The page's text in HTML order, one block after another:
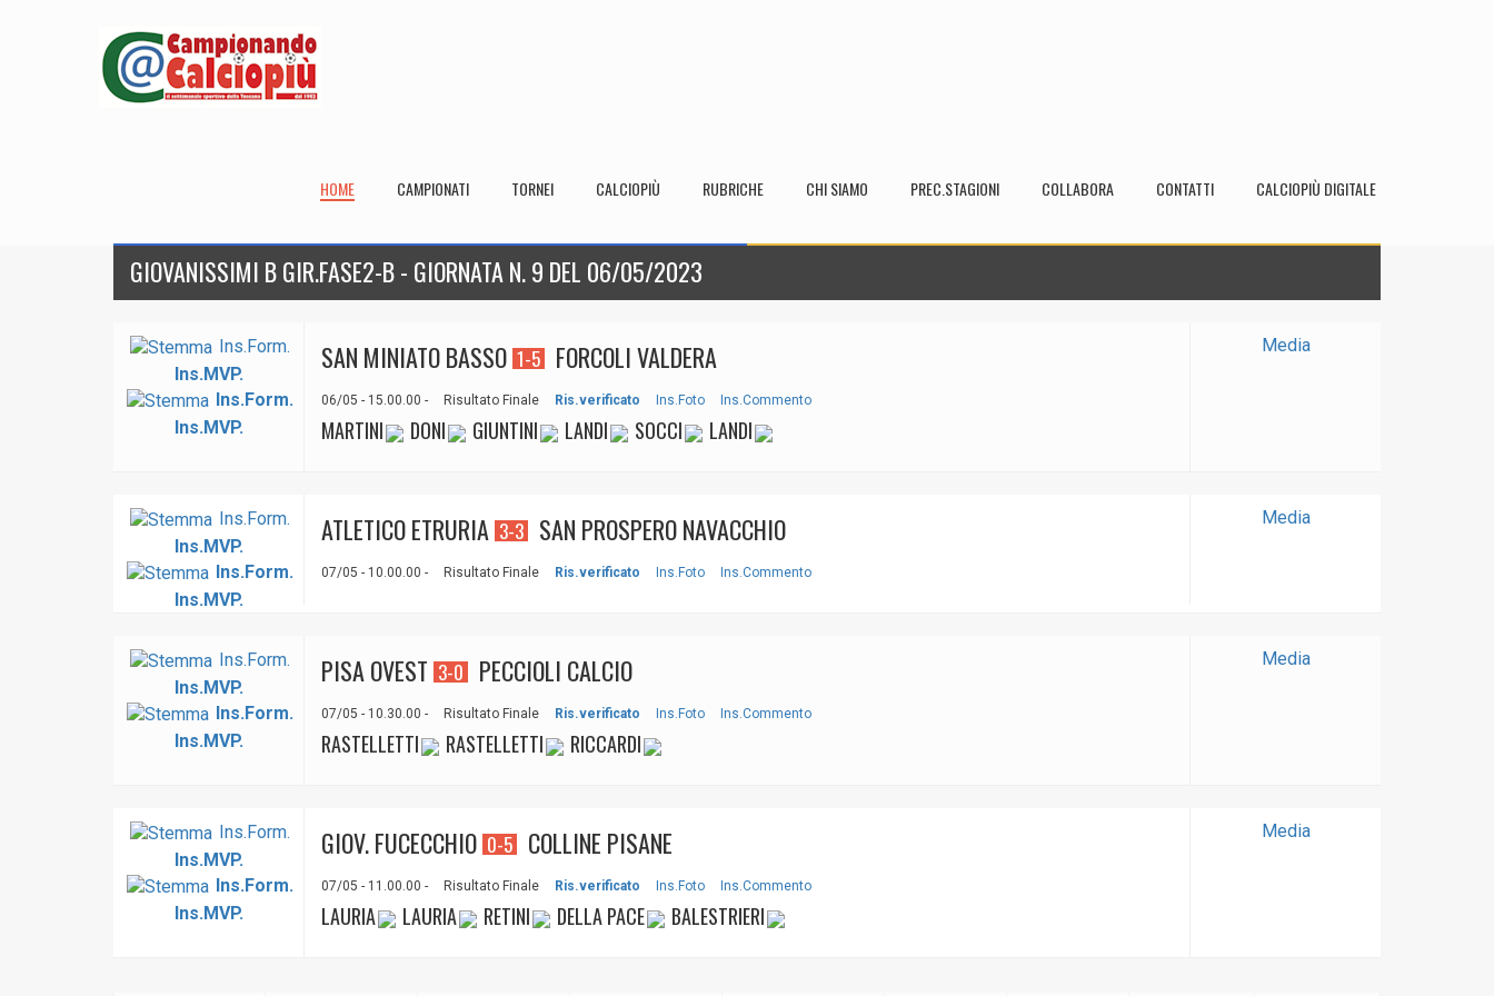
HOME CAMPIONATI TORNEI CALCIOPIÙ RUBRICHE CHI SIAMO PREC.STAGIONI COLLABORA CONTATTI CALCIOPIÙ DIGITALE
GIOVANISSIMI B GIR.FASE2-B - GIORNATA N. 9 DEL 06/05/2023
Media
SAN MINIATO BASSO 1-5 FORCOLI VALDERA
06/05 - 15.00.00 - Risultato Finale Ris.verificato Ins.Foto Ins.Commento
MARTINI DONI GIUNTINI LANDI SOCCI LANDI
Ins.Form.
Ins.MVP.
Ins.Form.
Ins.MVP.
Media
ATLETICO ETRURIA 3-3 SAN PROSPERO NAVACCHIO
07/05 - 10.00.00 - Risultato Finale Ris.verificato Ins.Foto Ins.Commento
Ins.Form.
Ins.MVP.
Ins.Form.
Ins.MVP.
Media
PISA OVEST 3-0 PECCIOLI CALCIO
07/05 - 10.30.00 - Risultato Finale Ris.verificato Ins.Foto Ins.Commento
RASTELLETTI RASTELLETTI RICCARDI
Ins.Form.
Ins.MVP.
Ins.Form.
Ins.MVP.
Media
GIOV. FUCECCHIO 0-5 COLLINE PISANE
07/05 - 11.00.00 - Risultato Finale Ris.verificato Ins.Foto Ins.Commento
LAURIA LAURIA RETINI DELLA PACE BALESTRIERI
Ins.Form.
Ins.MVP.
Ins.Form.
Ins.MVP.